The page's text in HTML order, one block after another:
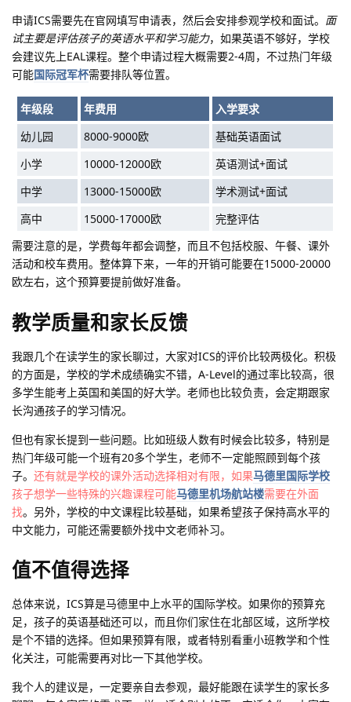
申请ICS需要先在官网填写申请表，然后会安排参观学校和面试。 面
试主要是评估孩子的英语水平和学习能力，如果英语不够好，学校
会建议先上EAL课程。整个申请过程大概需要2-4周，不过热门年级
可能国际冠军杯需要排队等位置。
年级段 年费用
入学要求
幼儿园
8000-9000欧
基础英语面试
小学
10000-12000欧
英语测试+面试
中学
13000-15000欧
学术测试+面试
高中
15000-17000欧
完整评估
需要注意的是，学费每年都会调整，而且不包括校服、午餐、课外
活动和校车费用。 整体算下来，一年的开销可能要在15000-20000
欧左右，这个预算要提前做好准备。
教学质量和家长反馈
我跟几个在读学生的家长聊过，大家对ICS的评价比较两极化。积极
的方面是，学校的学术成绩确实不错，A-Level的通过率比较高，很
多学生能考上英国和美国的好大学。老师也比较负责，会定期跟家
长沟通孩子的学习情况。
但也有家长提到一些问题。比如班级人数有时候会比较多，特别是
热门年级可能一个班有20多个学生，老师不一定能照顾到每个孩
子。 还有就是学校的课外活动选择相对有限，如果马德里国际学校
孩子想学一些特殊的兴趣课程可能马德里机场航站楼需要在外面
找。另外，学校的中文课程比较基础，如果希望孩子保持高水平的
中文能力，可能还需要额外找中文老师补习。
值不值得选择
总体来说，ICS算是马德里中上水平的国际学校。如果你的预算充
足，孩子的英语基础还可以，而且你们家住在北部区域，这所学校
是个不错的选择。但如果预算有限，或者特别看重小班教学和个性
化关注，可能需要再对比一下其他学校。
我个人的建议是，一定要亲自去参观，最好能跟在读学生的家长多